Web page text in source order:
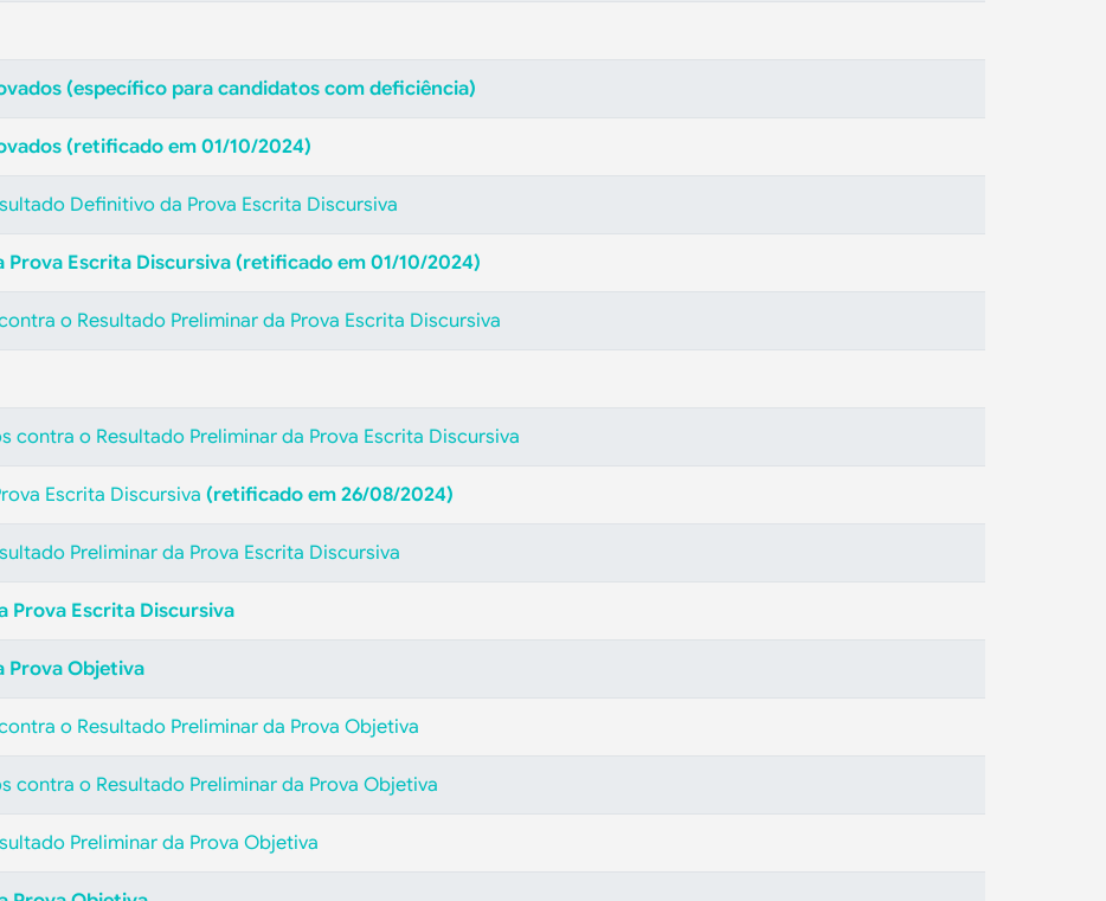
(específico para candidatos com deficiência)
(retificado em 01/10/2024)
Definitivo da Prova Escrita Discursiva
Prova Escrita Discursiva (retificado em 01/10/2024)
o Resultado Preliminar da Prova Escrita Discursiva
contra o Resultado Preliminar da Prova Escrita Discursiva
Escrita Discursiva (retificado em 26/08/2024)
Preliminar da Prova Escrita Discursiva
Prova Escrita Discursiva
Prova Objetiva
o Resultado Preliminar da Prova Objetiva
contra o Resultado Preliminar da Prova Objetiva
Preliminar da Prova Objetiva